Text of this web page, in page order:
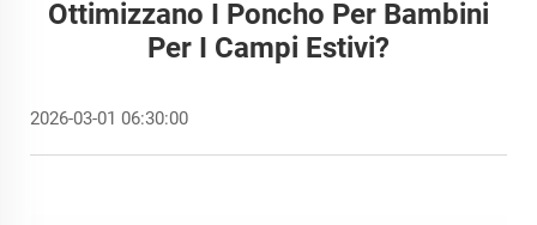
Ottimizzano I Poncho Per Bambini
Per I Campi Estivi?
2026-03-01 06:30:00